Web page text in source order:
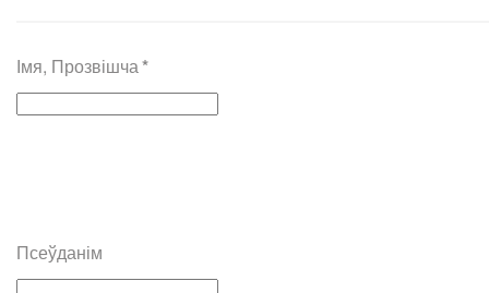
Імя, Прозвішча*
Псеўданім